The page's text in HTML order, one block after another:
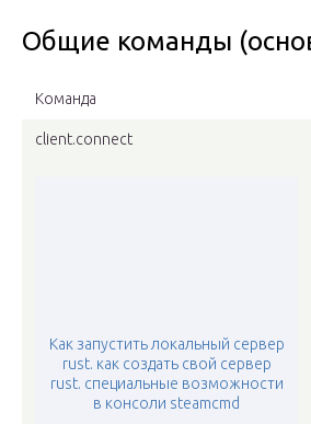
Общие команды
Команда
client.connect
Как запустить локальный сервер
rust. как создать свой сервер
rust. специальные возможности
в консоли steamcmd